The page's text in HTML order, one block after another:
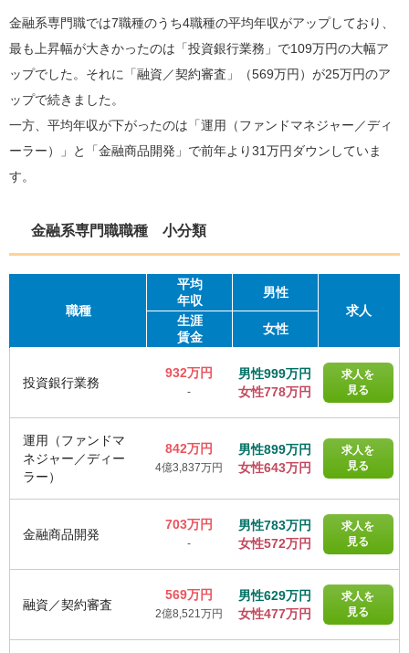
金融系専門職では7職種のうち4職種の平均年収がアップしており、
最も上昇幅が大きかったのは「投資銀行業務」で109万円の大幅ア
ップでした。それに「融資／契約審査」（569万円）が25万円のア
ップで続きました。
一方、平均年収が下がったのは「運用（ファンドマネジャー／ディ
ーラー）」と「金融商品開発」で前年より31万円ダウンしていま
す。
金融系専門職職種 小分類
職種
平均
年収
男性
求人
生涯
賃金
女性
投資銀行業務
932万円
-
男性999万円
女性778万円
求人を
見る
運用（ファンドマ
ネジャー／ディー
ラー）
842万円
4億3,837万円
男性899万円
女性643万円
求人を
見る
金融商品開発
703万円
-
男性783万円
女性572万円
求人を
見る
融資／契約審査
569万円
2億8,521万円
男性629万円
女性477万円
求人を
見る